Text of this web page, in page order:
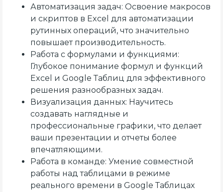
Автоматизация задач: Освоение макросов
и скриптов в Excel для автоматизации
рутинных операций, что значительно
повышает производительность.
Работа с формулами и функциями:
Глубокое понимание формул и функций
Excel и Google Таблиц для эффективного
решения разнообразных задач.
Визуализация данных: Научитесь
создавать наглядные и
профессиональные графики, что делает
ваши презентации и отчеты более
впечатляющими.
Работа в команде: Умение совместной
работы над таблицами в режиме
реального времени в Google Таблицах